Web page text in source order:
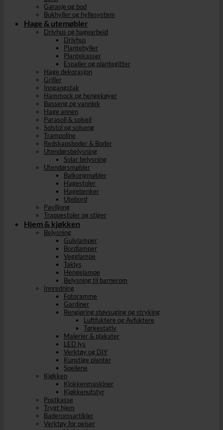
Garasje og bod
Bokhyller og hyllesystem
Hage & utemøbler
Drivhus og hagearbeid
Drivhus
Plantehyller
Plantekasser
Espalier og plantegitter
Hage dekorasjon
Griller
Inngangstak
Hammock og hengekøyer
Basseng og vannlek
Hage annen
Parasoll & solseil
Solstol og solseng
Trampoline
Redskapsboder & Boder
Utendørsbelysning
Solar belysning
Utendørsmøbler
Balkongmøbler
Hagestoler
Hagebenker
Utebord
Paviljong
Trappestoler og stiger
Hjem & kjøkken
Belysning
Gulvlamper
Bordlamper
Vegglampe
Taklys
Hengelampe
Belysning til barnerom
Innredning
Fotoramme
Gardiner
Rengjøring støvsuging og stryking
Luftfuktere og Avfuktere
Tørkestativ
Malerier & plakater
LED lys
Verktøy og DIY
Kunstige planter
Speilene
Kjøkken
Kjokkenmaskiner
Kjøkkenutstyr
Postkasse
Trygt hjem
Baderomsartikler
Verktøy for peiser